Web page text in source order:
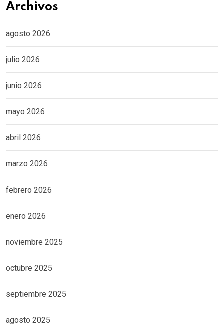
Archivos
agosto 2026
julio 2026
junio 2026
mayo 2026
abril 2026
marzo 2026
febrero 2026
enero 2026
noviembre 2025
octubre 2025
septiembre 2025
agosto 2025